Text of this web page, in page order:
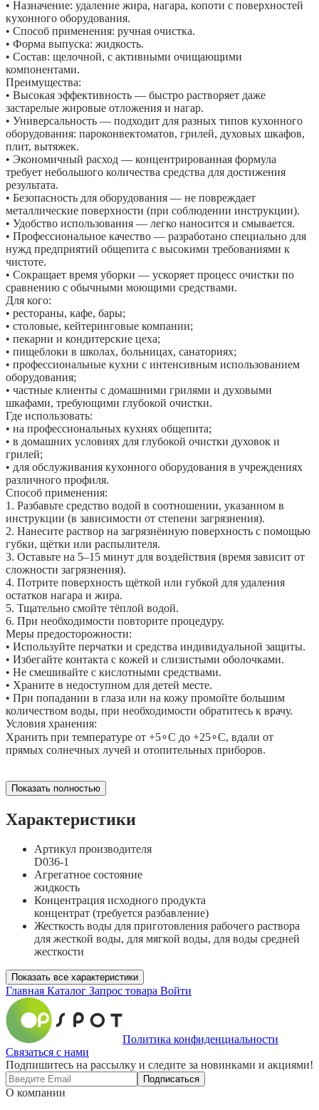
• Назначение: удаление жира, нагара, копоти с поверхностей
кухонного оборудования.
• Способ применения: ручная очистка.
• Форма выпуска: жидкость.
• Состав: щелочной, с активными очищающими
компонентами.
Преимущества:
• Высокая эффективность — быстро растворяет даже
застарелые жировые отложения и нагар.
• Универсальность — подходит для разных типов кухонного
оборудования: пароконвектоматов, грилей, духовых шкафов,
плит, вытяжек.
• Экономичный расход — концентрированная формула
требует небольшого количества средства для достижения
результата.
• Безопасность для оборудования — не повреждает
металлические поверхности (при соблюдении инструкции).
• Удобство использования — легко наносится и смывается.
• Профессиональное качество — разработано специально для
нужд предприятий общепита с высокими требованиями к
чистоте.
• Сокращает время уборки — ускоряет процесс очистки по
сравнению с обычными моющими средствами.
Для кого:
• рестораны, кафе, бары;
• столовые, кейтеринговые компании;
• пекарни и кондитерские цеха;
• пищеблоки в школах, больницах, санаториях;
• профессиональные кухни с интенсивным использованием
оборудования;
• частные клиенты с домашними грилями и духовыми
шкафами, требующими глубокой очистки.
Где использовать:
• на профессиональных кухнях общепита;
• в домашних условиях для глубокой очистки духовок и
грилей;
• для обслуживания кухонного оборудования в учреждениях
различного профиля.
Способ применения:
1. Разбавьте средство водой в соотношении, указанном в
инструкции (в зависимости от степени загрязнения).
2. Нанесите раствор на загрязнённую поверхность с помощью
губки, щётки или распылителя.
3. Оставьте на 5–15 минут для воздействия (время зависит от
сложности загрязнения).
4. Потрите поверхность щёткой или губкой для удаления
остатков нагара и жира.
5. Тщательно смойте тёплой водой.
6. При необходимости повторите процедуру.
Меры предосторожности:
• Используйте перчатки и средства индивидуальной защиты.
• Избегайте контакта с кожей и слизистыми оболочками.
• Не смешивайте с кислотными средствами.
• Храните в недоступном для детей месте.
• При попадании в глаза или на кожу промойте большим
количеством воды, при необходимости обратитесь к врачу.
Условия хранения:
Хранить при температуре от +5∘C до +25∘C, вдали от
прямых солнечных лучей и отопительных приборов.
Показать полностью
Характеристики
Артикул производителя
D036-1
Агрегатное состояние
жидкость
Концентрация исходного продукта
концентрат (требуется разбавление)
Жесткость воды для приготовления рабочего раствора
для жесткой воды, для мягкой воды, для воды средней
жесткости
Показать все характеристики
Главная Каталог Запрос товара Войти
Политика конфиденциальности
Связаться с нами
Подпишитесь на рассылку и следите за новинками и акциями!
Подписаться
О компании